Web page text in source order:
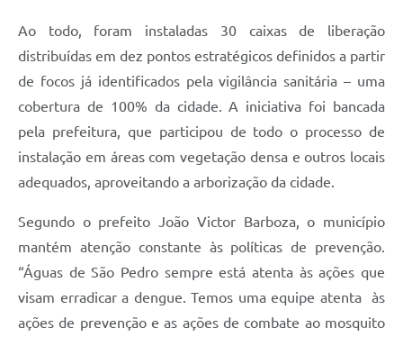
Ao todo, foram instaladas 30 caixas de liberação
distribuídas em dez pontos estratégicos definidos a partir
de focos já identificados pela vigilância sanitária – uma
cobertura de 100% da cidade. A iniciativa foi bancada
pela prefeitura, que participou de todo o processo de
instalação em áreas com vegetação densa e outros locais
adequados, aproveitando a arborização da cidade.
Segundo o prefeito João Victor Barboza, o município
mantém atenção constante às políticas de prevenção.
“Águas de São Pedro sempre está atenta às ações que
visam erradicar a dengue. Temos uma equipe atenta às
ações de prevenção e as ações de combate ao mosquito